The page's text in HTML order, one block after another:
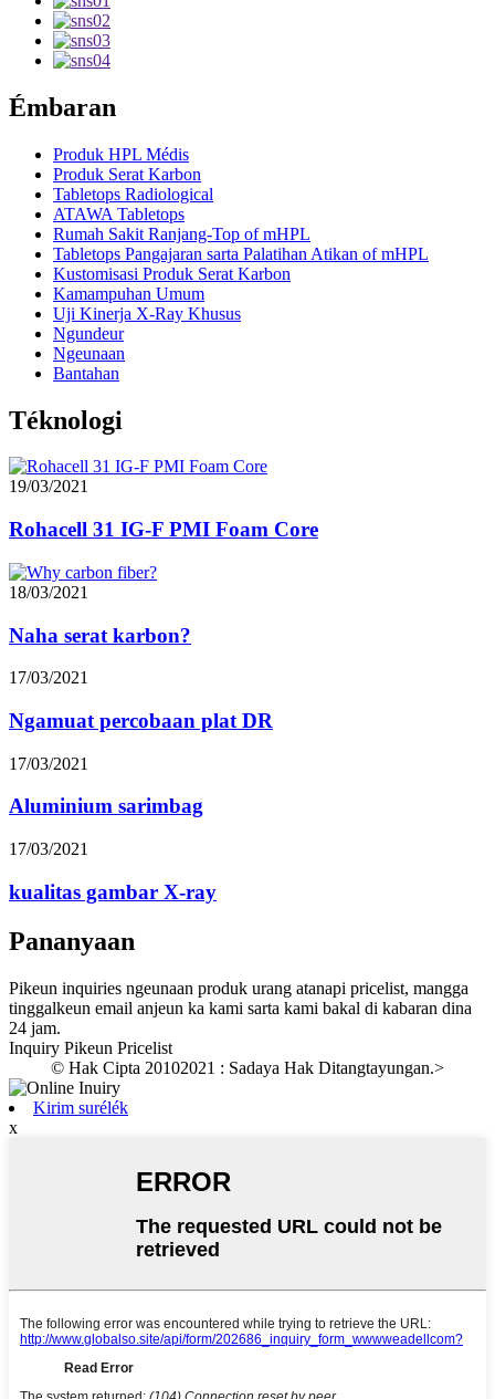
Émbaran
Produk HPL Médis
Produk Serat Karbon
Tabletops Radiological
ATAWA Tabletops
Rumah Sakit Ranjang-Top of mHPL
Tabletops Pangajaran sarta Palatihan Atikan of mHPL
Kustomisasi Produk Serat Karbon
Kamampuhan Umum
Uji Kinerja X-Ray Khusus
Ngundeur
Ngeunaan
Bantahan
Téknologi
19/03/2021
Rohacell 31 IG-F PMI Foam Core
18/03/2021
Naha serat karbon?
17/03/2021
Ngamuat percobaan plat DR
17/03/2021
Aluminium sarimbag
17/03/2021
kualitas gambar X-ray
Pananyaan
Pikeun inquiries ngeunaan produk urang atanapi pricelist, mangga
tinggalkeun email anjeun ka kami sarta kami bakal di kabaran dina
24 jam.
Inquiry Pikeun Pricelist
© Hak Cipta 20102021 : Sadaya Hak Ditangtayungan.>
Kirim surélék
x